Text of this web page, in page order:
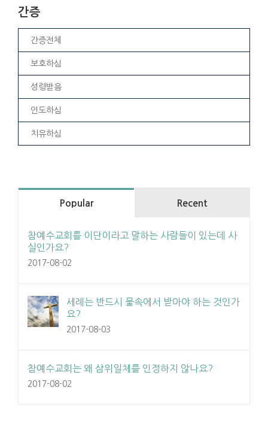
간증
간증전체
보호하심
성령받음
인도하심
치유하심
Popular Recent
참예수교회를 이단이라고 말하는 사람들이 있는데 사
실인가요?
2017-08-02
세례는 반드시 물속에서 받아야 하는 것인가
요?
2017-08-03
참예수교회는 왜 삼위일체를 인정하지 않나요?
2017-08-02